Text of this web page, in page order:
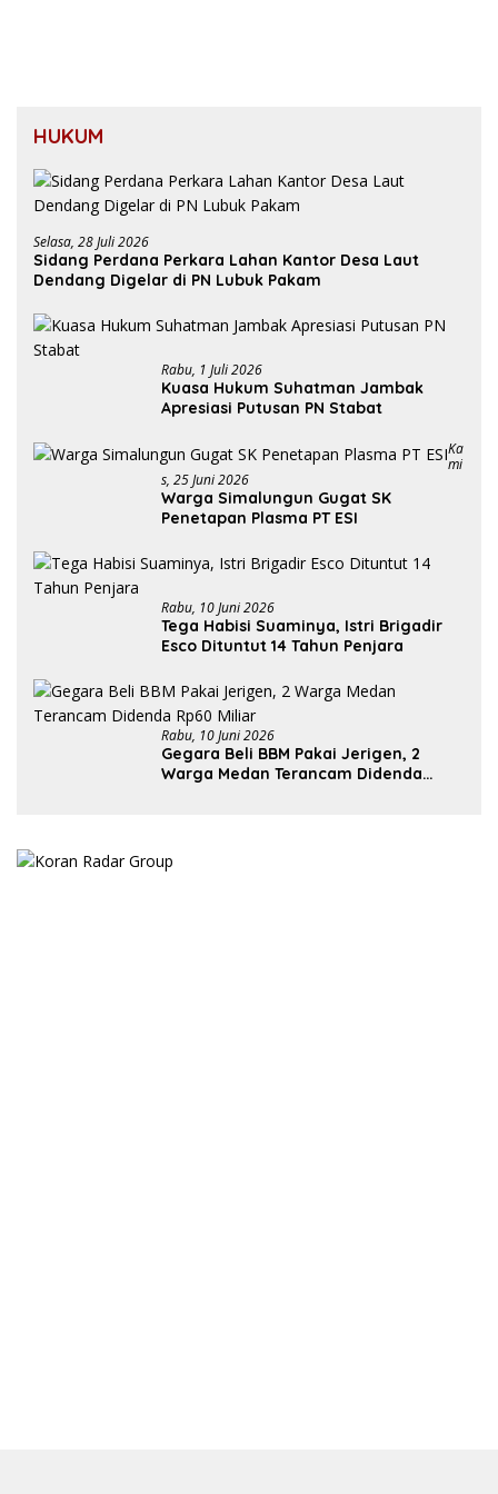
HUKUM
Selasa, 28 Juli 2026
Sidang Perdana Perkara Lahan Kantor Desa Laut
Dendang Digelar di PN Lubuk Pakam
Rabu, 1 Juli 2026
Kuasa Hukum Suhatman Jambak
Apresiasi Putusan PN Stabat
Ka
Mi
S, 25 Juni 2026
Warga Simalungun Gugat SK
Penetapan Plasma PT ESI
Rabu, 10 Juni 2026
Tega Habisi Suaminya, Istri Brigadir
Esco Dituntut 14 Tahun Penjara
Rabu, 10 Juni 2026
Gegara Beli BBM Pakai Jerigen, 2
Warga Medan Terancam Didenda